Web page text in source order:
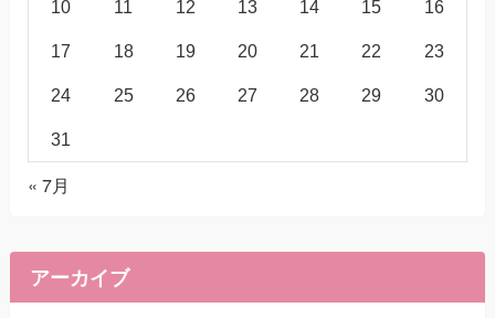
10 11 12 13 14 15 16
17 18 19 20 21 22 23
24 25 26 27 28 29 30
31
« 7月
アーカイブ